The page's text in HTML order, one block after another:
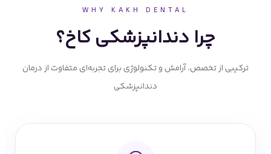
WHY KAKH DENTAL
چرا دندانپزشکی کاخ؟
ترکیبی از تخصص، آرامش و تکنولوژی برای تجربه‌ای متفاوت از درمان
دندانپزشکی